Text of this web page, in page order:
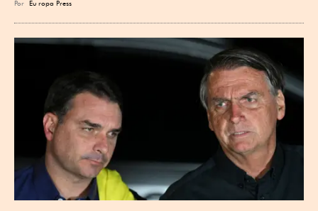
Por Eu ropa Press